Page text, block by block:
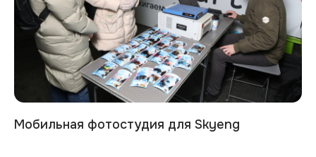
Мобильная фотостудия для Skyeng